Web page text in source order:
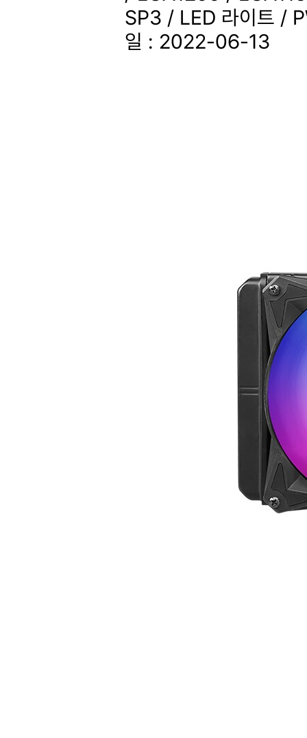
SP3 / LED 라이트 /
일 : 2022-06-13